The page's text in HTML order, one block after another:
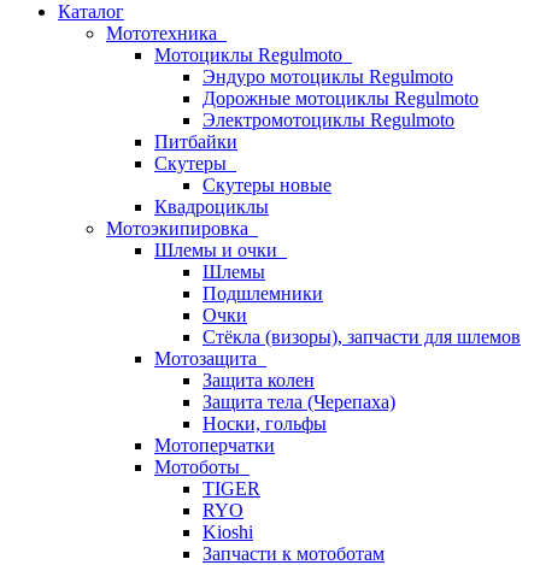
Каталог
Мототехника
Мотоциклы Regulmoto
Эндуро мотоциклы Regulmoto
Дорожные мотоциклы Regulmoto
Электромотоциклы Regulmoto
Питбайки
Скутеры
Скутеры новые
Квадроциклы
Мотоэкипировка
Шлемы и очки
Шлемы
Подшлемники
Очки
Стёкла (визоры), запчасти для шлемов
Мотозащита
Защита колен
Защита тела (Черепаха)
Носки, гольфы
Мотоперчатки
Мотоботы
TIGER
RYO
Kioshi
Запчасти к мотоботам